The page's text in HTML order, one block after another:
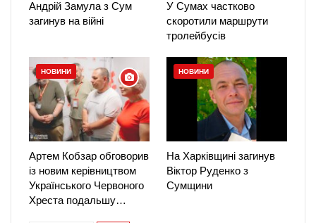
Андрій Замула з Сум
загинув на війні
У Сумах частково
скоротили маршрути
тролейбусів
НОВИНИ
Артем Кобзар обговорив
із новим керівництвом
Українського Червоного
Хреста подальшу…
НОВИНИ
На Харківщині загинув
Віктор Руденко з
Сумщини